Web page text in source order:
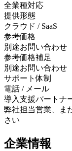
全業種対応
提供形態
クラウド / SaaS
参考価格
別途お問い合わせ
参考価格補足
別途お問い合わせ
サポート体制
電話 / メール
導入支援パートナ
弊社担当営業、ま
さい
企業情報